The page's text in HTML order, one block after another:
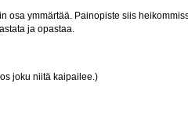
osa ymmärtää. Painopiste siis
ja opastaa.
joku niitä kaipailee.)